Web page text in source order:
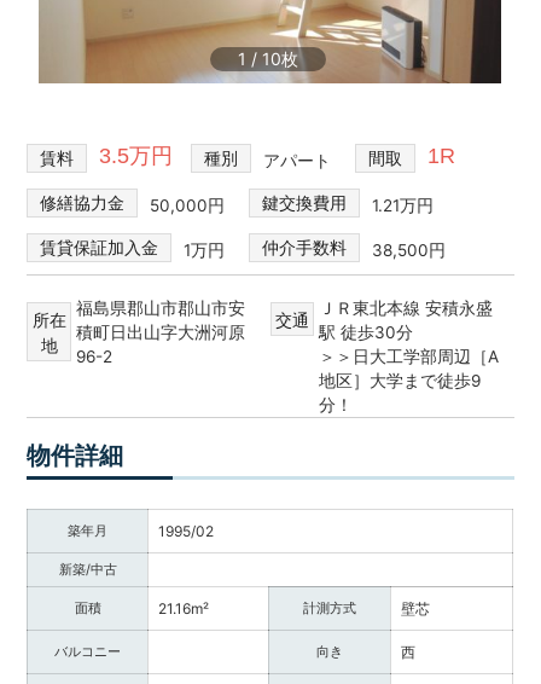
1 / 10
賃料 3.5万円 種別 アパート 間取 1R
修繕協力金 50,000円 鍵交換費用 1.21万円
賃貸保証加入金 1万円 仲介手数料 38,500円
所在
地
福島県郡山市郡山市安
積町日出山字大洲河原
96-2
交通
ＪＲ東北本線 安積永盛
駅 徒歩30分
＞＞日大工学部周辺［A
地区］大学まで徒歩9
分！
物件詳細
築年月 1995/02
新築/中古
面積 21.16m² 計測方式 壁芯
バルコニー 向き 西